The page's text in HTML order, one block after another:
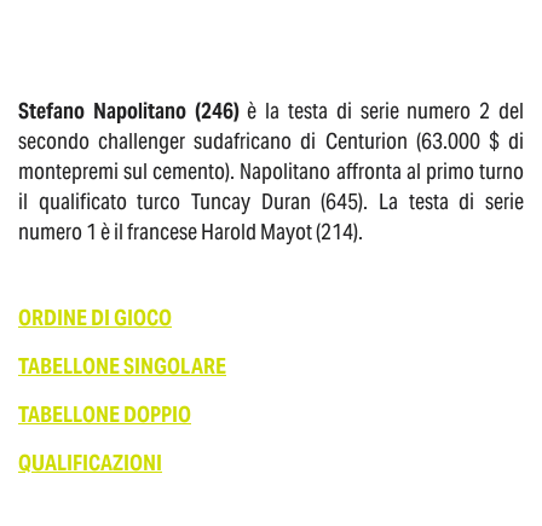
Stefano Napolitano (246)è la testa di serie numero 2 del
secondo challenger sudafricano di Centurion (63.000 $ di
montepremi sul cemento). Napolitano affronta al primo turno
il qualificato turco Tuncay Duran (645). La testa di serie
numero 1 è il francese Harold Mayot (214).
ORDINE DI GIOCO
TABELLONE SINGOLARE
TABELLONE DOPPIO
QUALIFICAZIONI